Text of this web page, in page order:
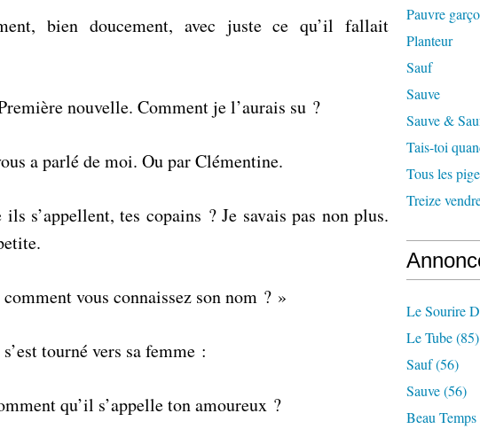
bien doucement, avec juste ce qu’il fallait
nouvelle. Comment je l’aurais su ?
a parlé de moi. Ou par Clémentine.
s’appellent, tes copains ? Je savais pas non plus.
vous connaissez son nom ? »
tourné vers sa femme :
qu’il s’appelle ton amoureux ?
Pauvre
Planteur
Sauf
Sauve
Sauve &
Tais-toi
Tous les
Treize
Le Sourire
Le Tube(85)
Sauf(56)
Sauve(56)
Beau